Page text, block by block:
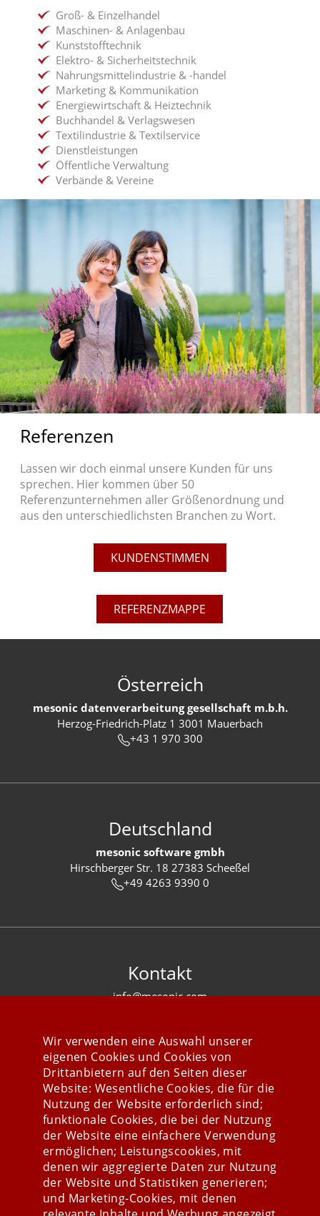
Groß- & Einzelhandel
Maschinen- & Anlagenbau
Kunststofftechnik
Elektro- & Sicherheitstechnik
Nahrungsmittelindustrie & -handel
Marketing & Kommunikation
Energiewirtschaft & Heiztechnik
Buchhandel & Verlagswesen
Textilindustrie & Textilservice
Dienstleistungen
Öffentliche Verwaltung
Verbände & Vereine
Referenzen
Lassen wir doch einmal unsere Kunden für uns
sprechen. Hier kommen über 50
Referenzunternehmen aller Größenordnung und
aus den unterschiedlichsten Branchen zu Wort.
KUNDENSTIMMEN
REFERENZMAPPE
Österreich
mesonic datenverarbeitung gesellschaft m.b.h.
Herzog-Friedrich-Platz 1 3001 Mauerbach
+43 1 970 300
Deutschland
mesonic software gmbh
Hirschberger Str. 18 27383 Scheeßel
+49 4263 9390 0
Kontakt
info@mesonic.com
Stay connected
Wir verwenden eine Auswahl unserer
eigenen Cookies und Cookies von
Drittanbietern auf den Seiten dieser
Website: Wesentliche Cookies, die für die
Nutzung der Website erforderlich sind;
funktionale Cookies, die bei der Nutzung
der Website eine einfachere Verwendung
ermöglichen; Leistungscookies, mit
denen wir aggregierte Daten zur Nutzung
der Website und Statistiken generieren;
und Marketing-Cookies, mit denen